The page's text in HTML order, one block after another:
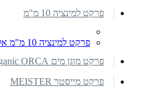
פרקט למינציה 10 מ"מ
פרקט למינציה 10 מ"מ אלטיטיוד פלוס
פרקט מוגן מים Organic ORCA
פרקט מייסטר MEISTER